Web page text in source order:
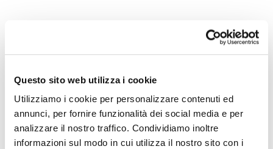
Questo sito web utilizza i cookie
Utilizziamo i cookie per personalizzare contenuti ed
annunci, per fornire funzionalità dei social media e per
analizzare il nostro traffico. Condividiamo inoltre
informazioni sul modo in cui utilizza il nostro sito con i
Il numero 23 di SOUQuaderni è online
NOTIZIE
Il numero 23 di SOUQuaderni è online